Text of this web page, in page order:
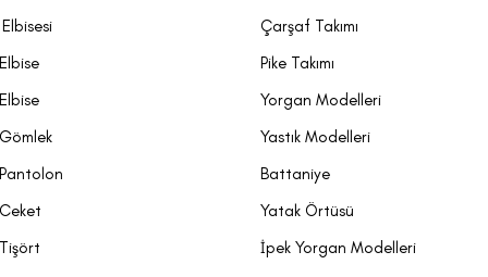
Çarşaf Takımı
Pike Takımı
Yorgan Modelleri
Yastık Modelleri
Battaniye
Yatak Örtüsü
İpek Yorgan Modelleri